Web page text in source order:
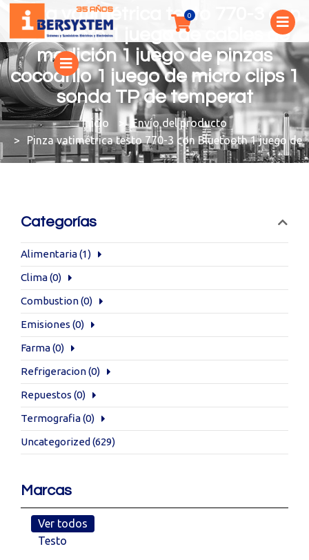
Pinza vatimétrica testo 770-3 con
Bluetooth 1 juego de cables de
medición 1 juego de pinzas
cocodrilo 1 juego de micro clips 1
sonda TP de temperat
You are here:
Envío del producto
Pinza vatimétrica testo 770-3 con Bluetooth 1 juego
Categorías
Alimentaria(1)
Clima(0)
Combustion(0)
Emisiones (0)
Farma(0)
Refrigeracion(0)
Repuestos (0)
Termografia(0)
Uncategorized (629)
Marcas
Ver todos
Testo